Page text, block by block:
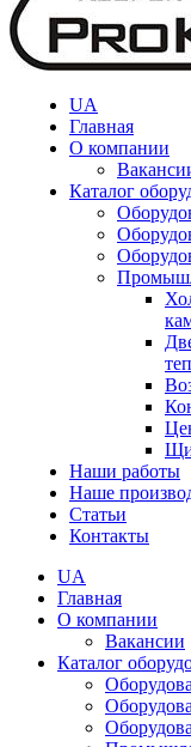
UA
Главная
О компании
Каталог
Наши работы
Наше
Статьи
Контакты
UA
Главная
О компании
Вакансии
Каталог